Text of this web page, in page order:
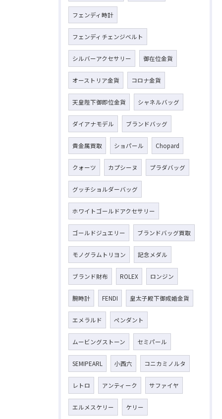
フェンディ時計
フェンディチェンジベルト
シルバーアクセサリー 御在位金貨
オーストリア金貨 コロナ金貨
天皇陛下御即位金貨 シャネルバッグ
ダイアナモデル ブランドバッグ
貴金属買取 ショパール Chopard
クォーツ カプシーヌ プラダバッグ
グッチショルダーバッグ
ホワイトゴールドアクセサリー
ゴールドジュエリー ブランドバッグ買取
モノグラムトリヨン 記念メダル
ブランド財布 ROLEX ロンジン
腕時計 FENDI 皇太子殿下御成婚金貨
エメラルド ペンダント
ムービングストーン セミパール
SEMIPEARL 小西六 コニカミノルタ
レトロ アンティーク サファイヤ
エルメスケリー ケリー